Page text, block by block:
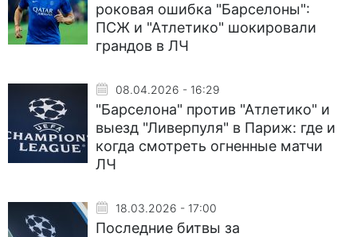
роковая ошибка "Барселоны":
ПСЖ и "Атлетико" шокировали
грандов в ЛЧ
08.04.2026 - 16:29
"Барселона" против "Атлетико" и
выезд "Ливерпуля" в Париж: где и
когда смотреть огненные матчи
ЛЧ
18.03.2026 - 17:00
Последние битвы за